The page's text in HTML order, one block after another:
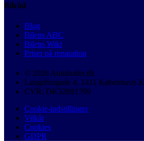
Bilråd
Blog
Bilens ABC
Bilens Wiki
Priser på reparation
© 2026 Autobutler.dk
Langebrogade 4, 1411 København K
CVR: DK32891799
Cookie-indstillinger
Vilkår
Cookies
GDPR